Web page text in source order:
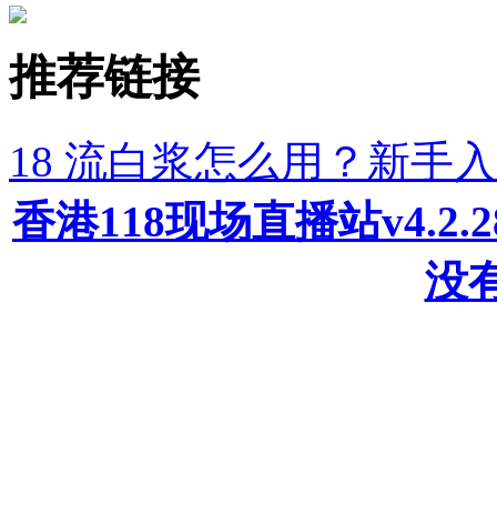
推荐链接
18 流白浆怎么用？新手
香港118现场直播站
没